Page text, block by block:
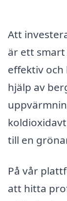
Att
är ett smart
effektiv
hjälp av
till en
På vår
att hitta